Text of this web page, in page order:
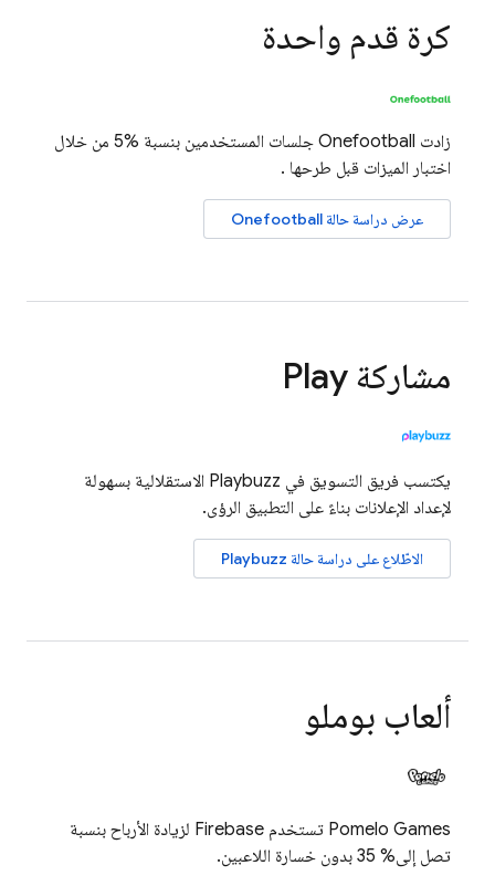
كرة قدم واحدة
زادت Onefootball جلسات المستخدمين بنسبة %5 من خلال
اختبار الميزات قبل طرحها .
عرض دراسة حالة Onefootball
مشاركة Play
يكتسب فريق التسويق في Playbuzz الاستقلالية بسهولة
لإعداد الإعلانات بناءً على التطبيق الرؤى.
الاطّلاع على دراسة حالة Playbuzz
ألعاب بوملو
Pomelo Games تستخدم Firebase لزيادة الأرباح بنسبة
تصل إلى% 35 بدون خسارة اللاعبين.